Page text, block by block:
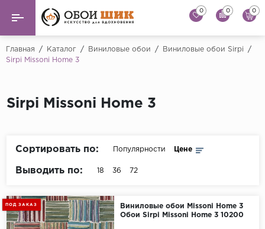
Назад Назад
AS Creation
Флизелиновые обои
Фрески
Обои под покраску
0 0 0
Главная / Каталог / Виниловые обои / Виниловые обои Sirpi
/
Sirpi Missoni Home 3
Sirpi Missoni Home 3
Сортировать по: Популярности Цене
Выводить по: 18 36 72
ПОД ЗАКАЗ
Виниловые обои Missoni Home 3
Обои Sirpi Missoni Home 3 10200